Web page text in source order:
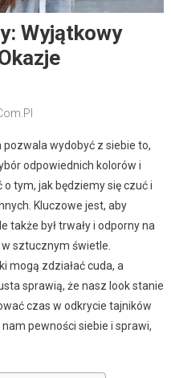
Wyjątkowy
wydobyć z siebie to,
odpowiednich kolorów i
tym, jak będziemy się czuć i
Kluczowe jest, aby
także był trwały i odporny na
sztucznym świetle.
mogą zdziałać cuda, a
sprawią, że nasz look stanie
czas w odkrycie tajników
pewności siebie i sprawi,